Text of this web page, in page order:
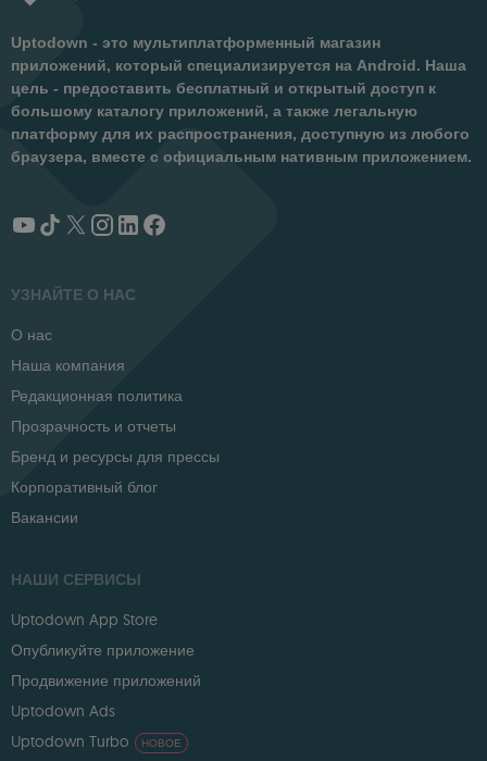
Uptodown - это мультиплатформенный магазин
приложений, который специализируется на Android. Наша
цель - предоставить бесплатный и открытый доступ к
большому каталогу приложений, а также легальную
платформу для их распространения, доступную из любого
браузера, вместе с официальным нативным приложением.
УЗНАЙТЕ О НАС
О нас
Наша компания
Редакционная политика
Прозрачность и отчеты
Бренд и ресурсы для прессы
Корпоративный блог
Вакансии
НАШИ СЕРВИСЫ
Uptodown App Store
Опубликуйте приложение
Продвижение приложений
Uptodown Ads
Uptodown Turbo
НОВОЕ